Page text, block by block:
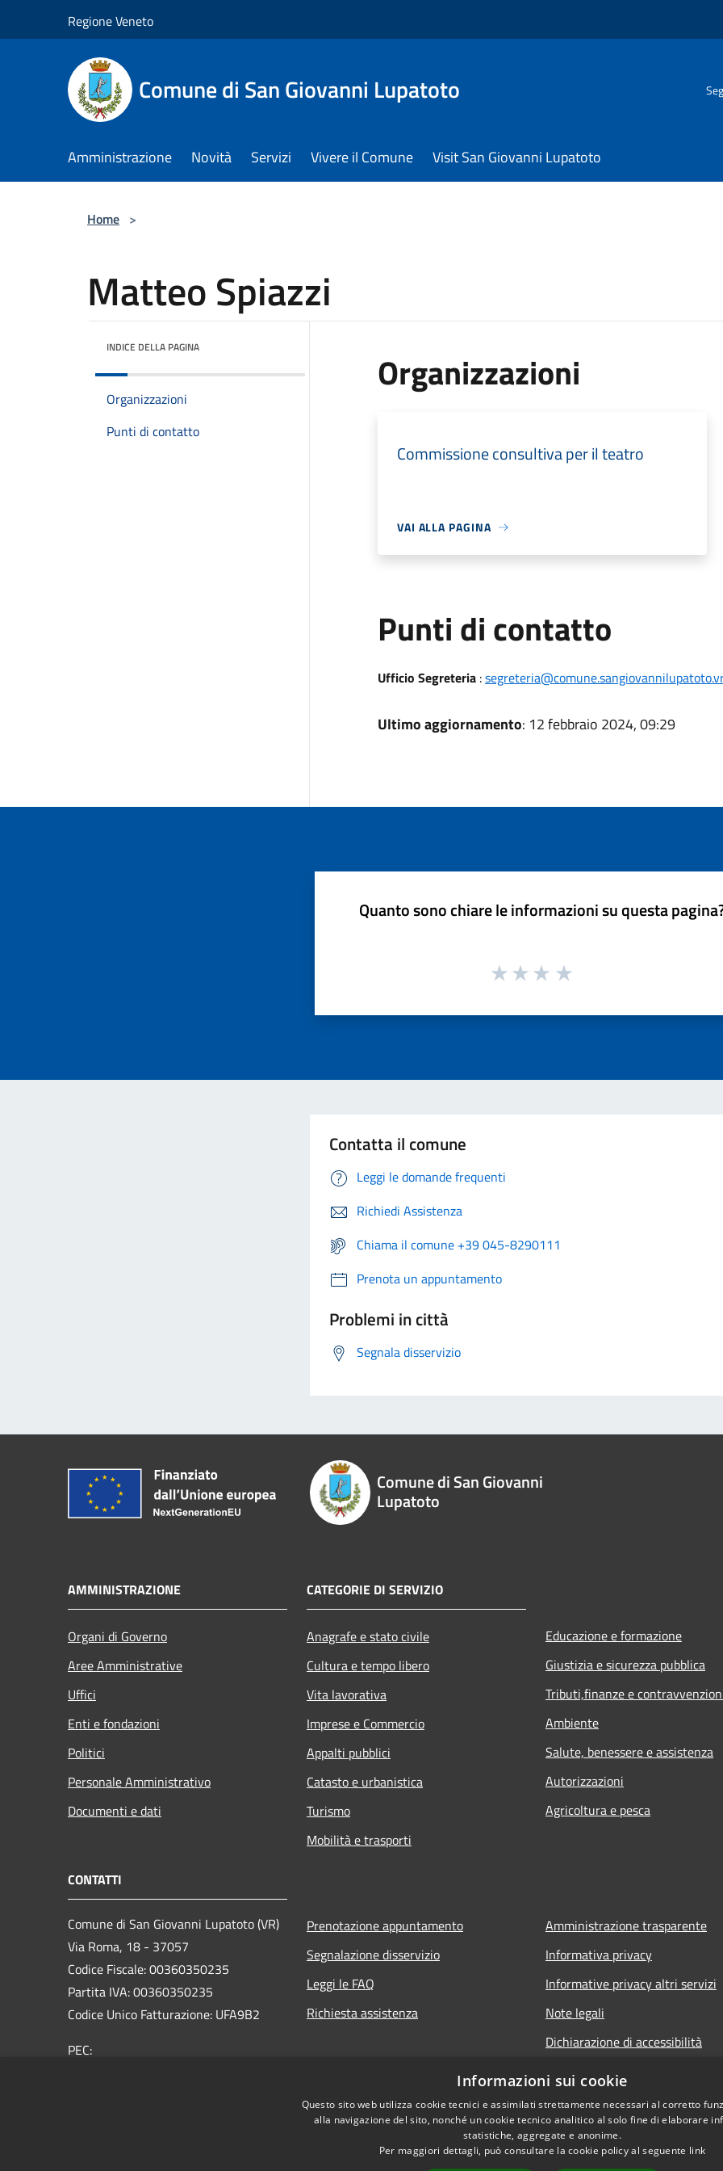
Regione Veneto
Comune di San Giovanni Lupatoto
Amministrazione Novità Servizi Vivere il Comune Visit San Giovanni Lupatoto
Home >
Matteo Spiazzi
INDICE DELLA PAGINA
Organizzazioni
Punti di contatto
Organizzazioni
Commissione consultiva per il teatro
VAI ALLA PAGINA
Punti di contatto
Ufficio Segreteria:
Ultimo aggiornamento: 12 febbraio 2024, 09:29
Quanto sono chiare le informazioni su questa
Contatta il comune
Leggi le domande frequenti
Richiedi Assistenza
Chiama il comune +39 045-8290111
Prenota un appuntamento
Problemi in città
Segnala disservizio
Comune di San Giovanni
Lupatoto
AMMINISTRAZIONE
Organi di Governo
Aree Amministrative
Uffici
Enti e fondazioni
Politici
Personale Amministrativo
Documenti e dati
CATEGORIE DI SERVIZIO
Anagrafe e stato civile
Cultura e tempo libero
Vita lavorativa
Imprese e Commercio
Appalti pubblici
Catasto e urbanistica
Turismo
Mobilità e trasporti
Educazione e formazione
Giustizia e sicurezza pubblica
Tributi,finanze e
Ambiente
Salute, benessere e assistenza
Autorizzazioni
Agricoltura e pesca
CONTATTI
Comune di San Giovanni Lupatoto (VR)
Via Roma, 18 - 37057
Codice Fiscale: 00360350235
Partita IVA: 00360350235
Codice Unico Fatturazione: UFA9B2
PEC:
Prenotazione appuntamento
Segnalazione disservizio
Leggi le FAQ
Richiesta assistenza
Amministrazione trasparente
Informativa privacy
Informative privacy altri servizi
Note legali
Dichiarazione di accessibilità
Informazioni sui cookie
Questo sito web utilizza cookie tecnici e assimilati strettamente necessari al corretto
alla navigazione del sito, nonché un cookie tecnico analitico al solo fine di elaborare
statistiche, aggregate e anonime.
Per maggiori dettagli, può consultare la cookie policy al seguente link